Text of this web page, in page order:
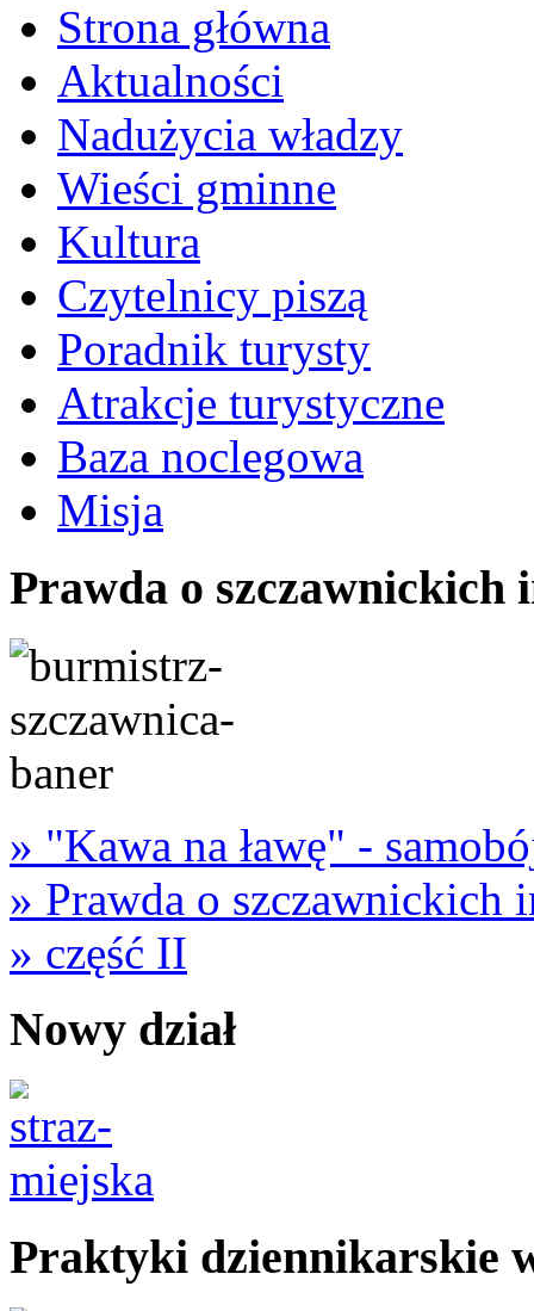
Strona główna
Aktualności
Nadużycia władzy
Wieści gminne
Kultura
Czytelnicy piszą
Poradnik turysty
Atrakcje turystyczne
Baza noclegowa
Misja
Prawda o szczawnickich
» "Kawa na ławę" -
» Prawda o szczawnickich
» część II
Nowy dział
Praktyki dziennikarskie